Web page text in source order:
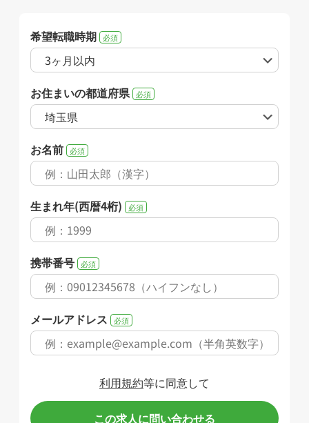
希望転職時期 必須
お住まいの都道府県 必須
お名前 必須
生まれ年(西暦4桁) 必須
携帯番号 必須
メールアドレス 必須
利用規約等に同意して
この求人に問い合わせる